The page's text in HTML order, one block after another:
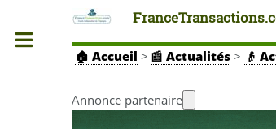
🏠 Accueil > 📰 Actualités > 👴
Annonce partenaire
Toggle